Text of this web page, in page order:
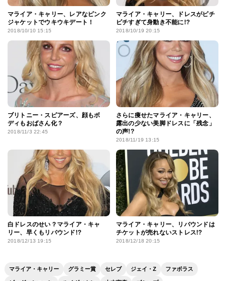
マライア・キャリー、レアなピンク
ジャケットでウキウキデート！
2018/10/10 15:15
マライア・キャリー、ドレスがピチ
ピチすぎて身動き不能に!?
2018/10/19 20:15
ブリトニー・スピアーズ、顔もボ
ディもおばさん化？
2018/11/3 22:45
さらに痩せたマライア・キャリー、
露出の少ない美脚ドレスに「残念」
の声!?
2018/11/19 13:15
白ドレスのせい？マライア・キャ
リー、早くもリバウンド!?
2018/12/13 19:15
マライア・キャリー、リバウンドは
チケットが売れないストレス!?
2018/12/18 20:15
マライア・キャリー グラミー賞 セレブ ジェイ・Z ファボラス